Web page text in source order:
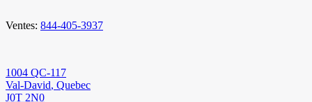
Ventes: 844-405-3937
1004 QC-117
Val-David, Quebec
J0T 2N0